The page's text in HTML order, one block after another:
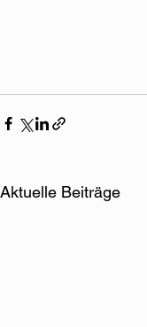
Aktuelle Beiträge